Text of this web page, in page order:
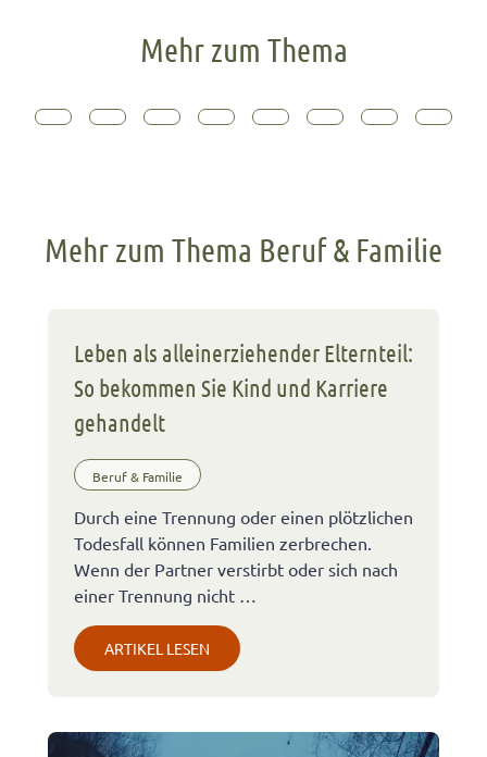
Mehr zum Thema
Mehr zum Thema Beruf & Familie
Leben als alleinerziehender Elternteil:
So bekommen Sie Kind und Karriere
gehandelt
Beruf & Familie
Durch eine Trennung oder einen plötzlichen
Todesfall können Familien zerbrechen.
Wenn der Partner verstirbt oder sich nach
einer Trennung nicht …
ARTIKEL LESEN